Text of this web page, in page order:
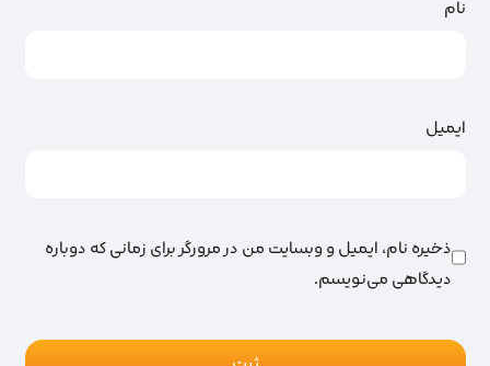
نام
ایمیل
ذخیره نام، ایمیل و وبسایت من در مرورگر برای زمانی که دوباره
دیدگاهی می‌نویسم.